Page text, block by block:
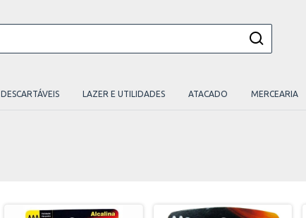
DESCARTÁVEIS LAZER E UTILIDADES ATACADO MERCEARIA